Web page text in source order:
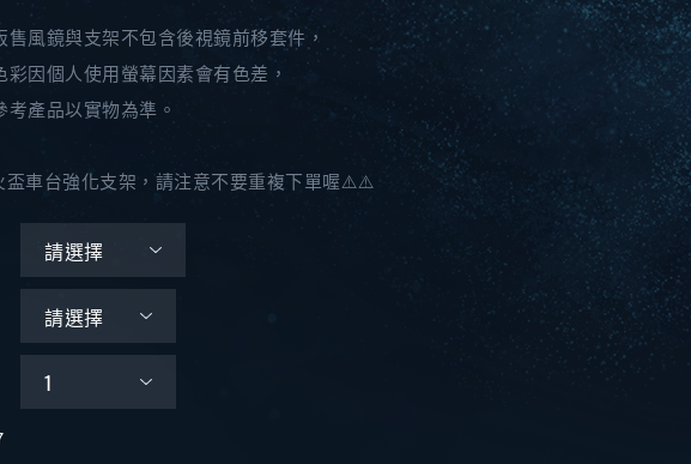
售風鏡與支架不包含後視鏡前移套件，
彩因個人使用螢幕因素會有色差，
考產品以實物為準。
車台強化支架，請注意不要重複下單喔⚠️⚠️